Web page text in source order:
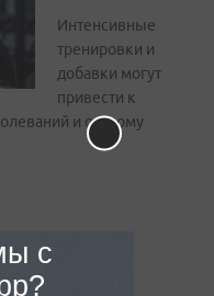
Интенсивные
тренировки и
добавки могут
привести к
и острому
с